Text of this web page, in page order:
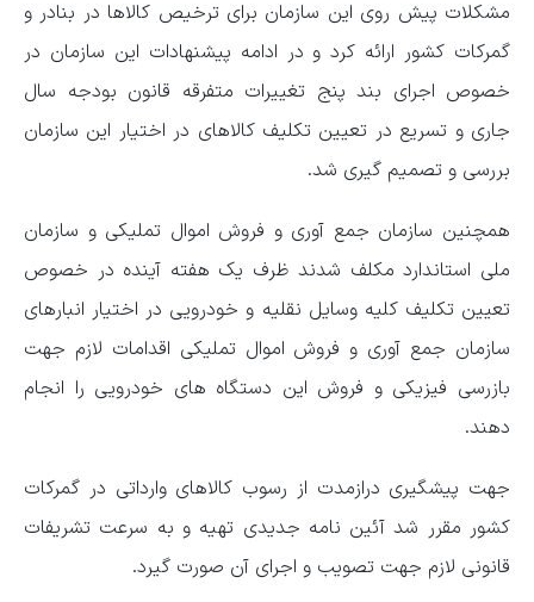
مشکلات پیش روی این سازمان برای ترخیص کالاها در بنادر و
گمرکات کشور ارائه کرد و در ادامه پیشنهادات این سازمان در
خصوص اجرای بند پنج تغییرات متفرقه قانون بودجه سال
جاری و تسریع در تعیین تکلیف کالاهای در اختیار این سازمان
بررسی و تصمیم گیری شد.
همچنین سازمان جمع آوری و فروش اموال تملیکی و سازمان
ملی استاندارد مکلف شدند ظرف یک هفته آینده در خصوص
تعیین تکلیف کلیه وسایل نقلیه و خودرویی در اختیار انبارهای
سازمان جمع آوری و فروش اموال تملیکی اقدامات لازم جهت
بازرسی فیزیکی و فروش این دستگاه های خودرویی را انجام
دهند.
جهت پیشگیری درازمدت از رسوب کالاهای وارداتی در گمرکات
کشور مقرر شد آئین نامه جدیدی تهیه و به سرعت تشریفات
قانونی لازم جهت تصویب و اجرای آن صورت گیرد.